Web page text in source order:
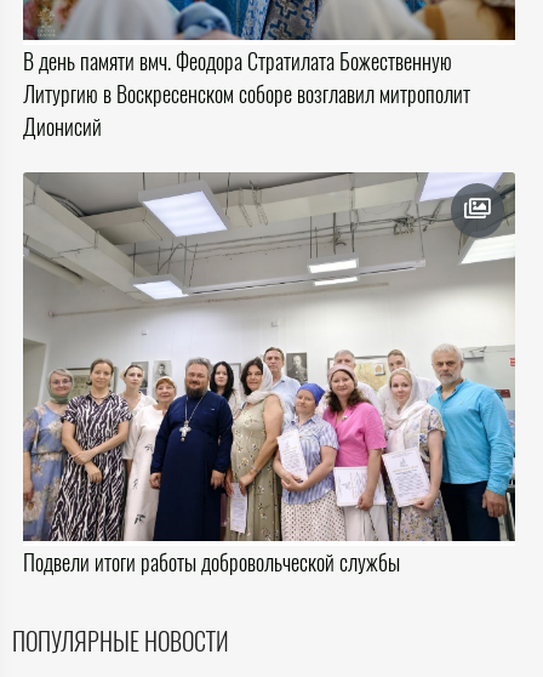
В день памяти вмч. Феодора Стратилата Божественную
Литургию в Воскресенском соборе возглавил митрополит
Дионисий
Подвели итоги работы добровольческой службы
ПОПУЛЯРНЫЕ НОВОСТИ